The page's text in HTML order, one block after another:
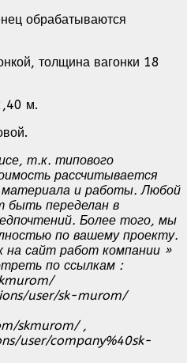
обрабатываются
толщина вагонки 18
м.
т.к. типового
рассчитывается
материала и работы. Любой
переделан в
Более того, мы
по вашему проекту.
сайт работ компании »
по ссылкам :
user/sk-murom/
skmurom/ ,
user/company%40sk-